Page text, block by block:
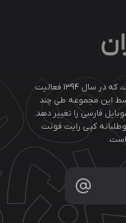
فونت ایران یک فروشگاه فونت فارسی است، که در سال ۱۳۹۴ فعالیت
این مجموعه طی چند
فارسی را تغییر دهد.
کپی رایت فونت
است.